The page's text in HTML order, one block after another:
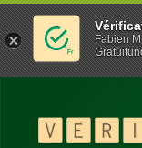
Fabien M